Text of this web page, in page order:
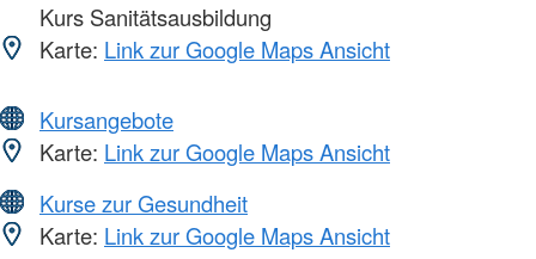
Kurs Sanitätsausbildung
Karte: Link zur Google Maps Ansicht
Kursangebote
Karte: Link zur Google Maps Ansicht
Kurse zur Gesundheit
Karte: Link zur Google Maps Ansicht